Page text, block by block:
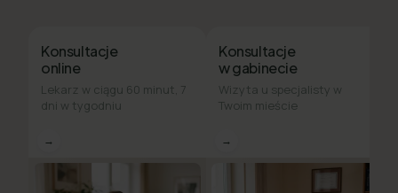
Konsultacje
online
Lekarz w ciągu 60 minut, 7
dni w tygodniu
→
Konsultacje
w gabinecie
Wizyta u specjalisty w
Twoim mieście
→